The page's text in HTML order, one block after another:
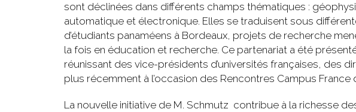
sont déclinées dans différents champs thématiques :
automatique et électronique. Elles se traduisent sous
d’étudiants panaméens à Bordeaux, projets de recherche
la fois en éducation et recherche. Ce partenariat a été
réunissant des vice-présidents d’universités françaises, des
plus récemment à l’occasion des Rencontres Campus France
La nouvelle initiative de M. Schmutz contribue à la richesse